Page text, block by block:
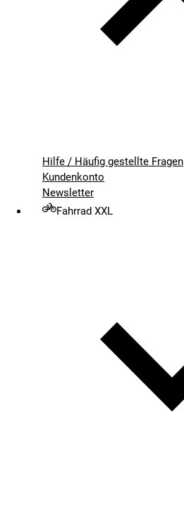
Hilfe / Häufig gestellte Fragen
Kundenkonto
Newsletter
Fahrrad XXL